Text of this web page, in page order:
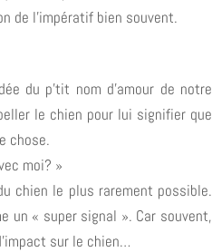
de l’impératif bien souvent.
du p’tit nom d’amour de notre
le chien pour lui signifier que
chose.
moi? »
chien le plus rarement possible.
un « super signal ». Car souvent,
sur le chien…